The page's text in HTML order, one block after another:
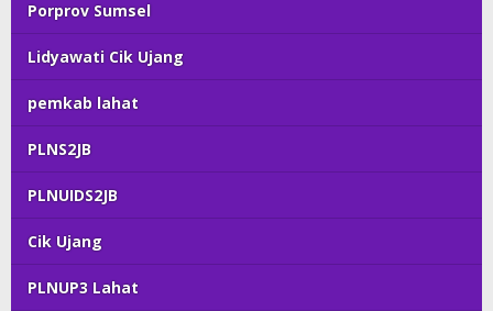
Porprov Sumsel
Lidyawati Cik Ujang
pemkab lahat
PLNS2JB
PLNUIDS2JB
Cik Ujang
PLNUP3 Lahat